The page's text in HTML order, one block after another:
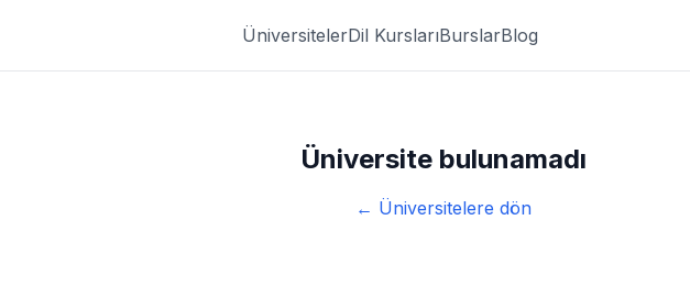
ÜniversitelerDil KurslarıBurslarBlog
Üniversite bulunamadı
← Üniversitelere dön